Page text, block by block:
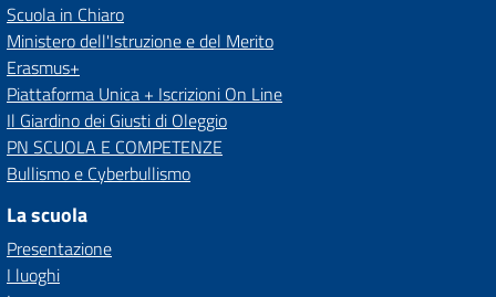
Scuola in Chiaro
Ministero dell'Istruzione e del Merito
Erasmus+
Piattaforma Unica + Iscrizioni On Line
Il Giardino dei Giusti di Oleggio
PN SCUOLA E COMPETENZE
Bullismo e Cyberbullismo
La scuola
Presentazione
I luoghi